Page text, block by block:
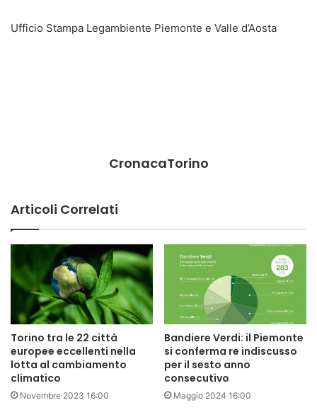
Ufficio Stampa Legambiente Piemonte e Valle d’Aosta
CronacaTorino
Articoli Correlati
Torino tra le 22 città
europee eccellenti nella
lotta al cambiamento
climatico
Novembre 2023 16:00
Bandiere Verdi: il Piemonte
si conferma re indiscusso
per il sesto anno
consecutivo
Maggio 2024 16:00